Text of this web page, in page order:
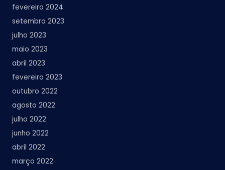
fevereiro 2024
setembro 2023
julho 2023
maio 2023
abril 2023
fevereiro 2023
outubro 2022
agosto 2022
julho 2022
junho 2022
abril 2022
março 2022